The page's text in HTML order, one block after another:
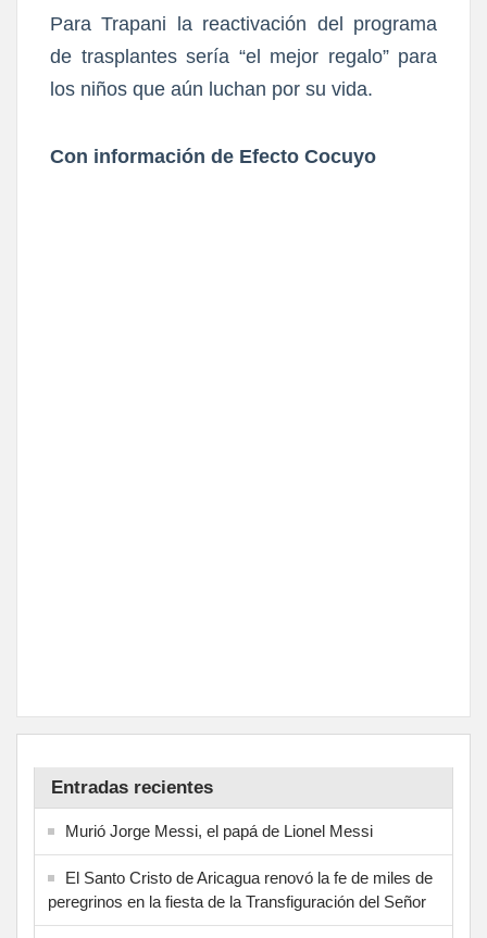
Para Trapani la reactivación del programa
de trasplantes sería “el mejor regalo” para
los niños que aún luchan por su vida.
Con información de Efecto Cocuyo
Entradas recientes
Murió Jorge Messi, el papá de Lionel Messi
El Santo Cristo de Aricagua renovó la fe de miles de
peregrinos en la fiesta de la Transfiguración del Señor